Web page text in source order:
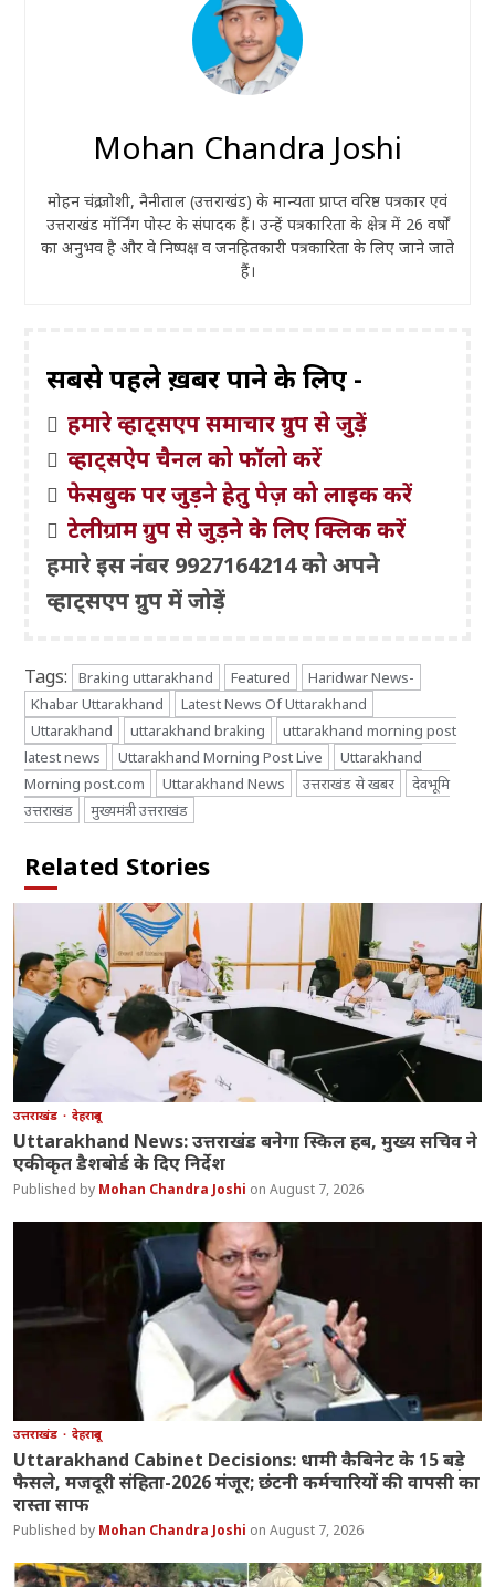
Mohan Chandra Joshi
मोहन चंद्र जोशी, नैनीताल (उत्तराखंड) के मान्यता प्राप्त वरिष्ठ पत्रकार एवं
उत्तराखंड मॉर्निंग पोस्ट के संपादक हैं। उन्हें पत्रकारिता के क्षेत्र में 26 वर्षों
का अनुभव है और वे निष्पक्ष व जनहितकारी पत्रकारिता के लिए जाने जाते
हैं।
सबसे पहले ख़बरें पाने के लिए -
हमारे व्हाट्सएप समाचार ग्रुप से जुड़ें
व्हाट्सऐप चैनल को फॉलो करें
फेसबुक पर जुड़ने हेतु पेज़ को लाइक करें
टेलीग्राम ग्रुप से जुड़ने के लिए क्लिक करें
हमारे इस नंबर 9927164214 को अपने
व्हाट्सएप ग्रुप में जोड़ें
Tags: Braking uttarakhand Featured
Haridwar News-
Khabar Uttarakhand
Latest News Of Uttarakhand
Uttarakhand
uttarakhand braking
uttarakhand morning post
latest news
Uttarakhand Morning Post Live
Uttarakhand
Morning post.com
Uttarakhand News उत्तराखंड से खबर
देवभूमि
उत्तराखंड
मुख्यमंत्री उत्तराखंड
Related Stories
उत्तराखंड देहरादून
Uttarakhand News: उत्तराखंड बनेगा स्किल हब, मुख्य सचिव ने
एकीकृत डैशबोर्ड के दिए निर्देश
Mohan Chandra Joshi August 7, 2026
उत्तराखंड देहरादून
Uttarakhand Cabinet Decisions: धामी कैबिनेट के 15 बड़े
फैसले, मजदूरी संहिता-2026 मंजूर; छंटनी कर्मचारियों की वापसी का
रास्ता साफ
Mohan Chandra Joshi August 7, 2026